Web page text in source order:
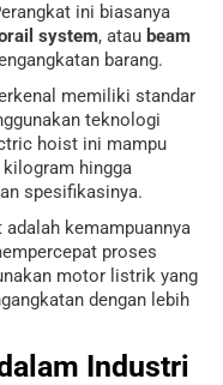
ini biasanya
system, atau beam
barang.
memiliki standar
teknologi
hoist ini mampu
hingga
spesifikasinya.
kemampuannya
proses
motor listrik yang
dengan lebih
Industri